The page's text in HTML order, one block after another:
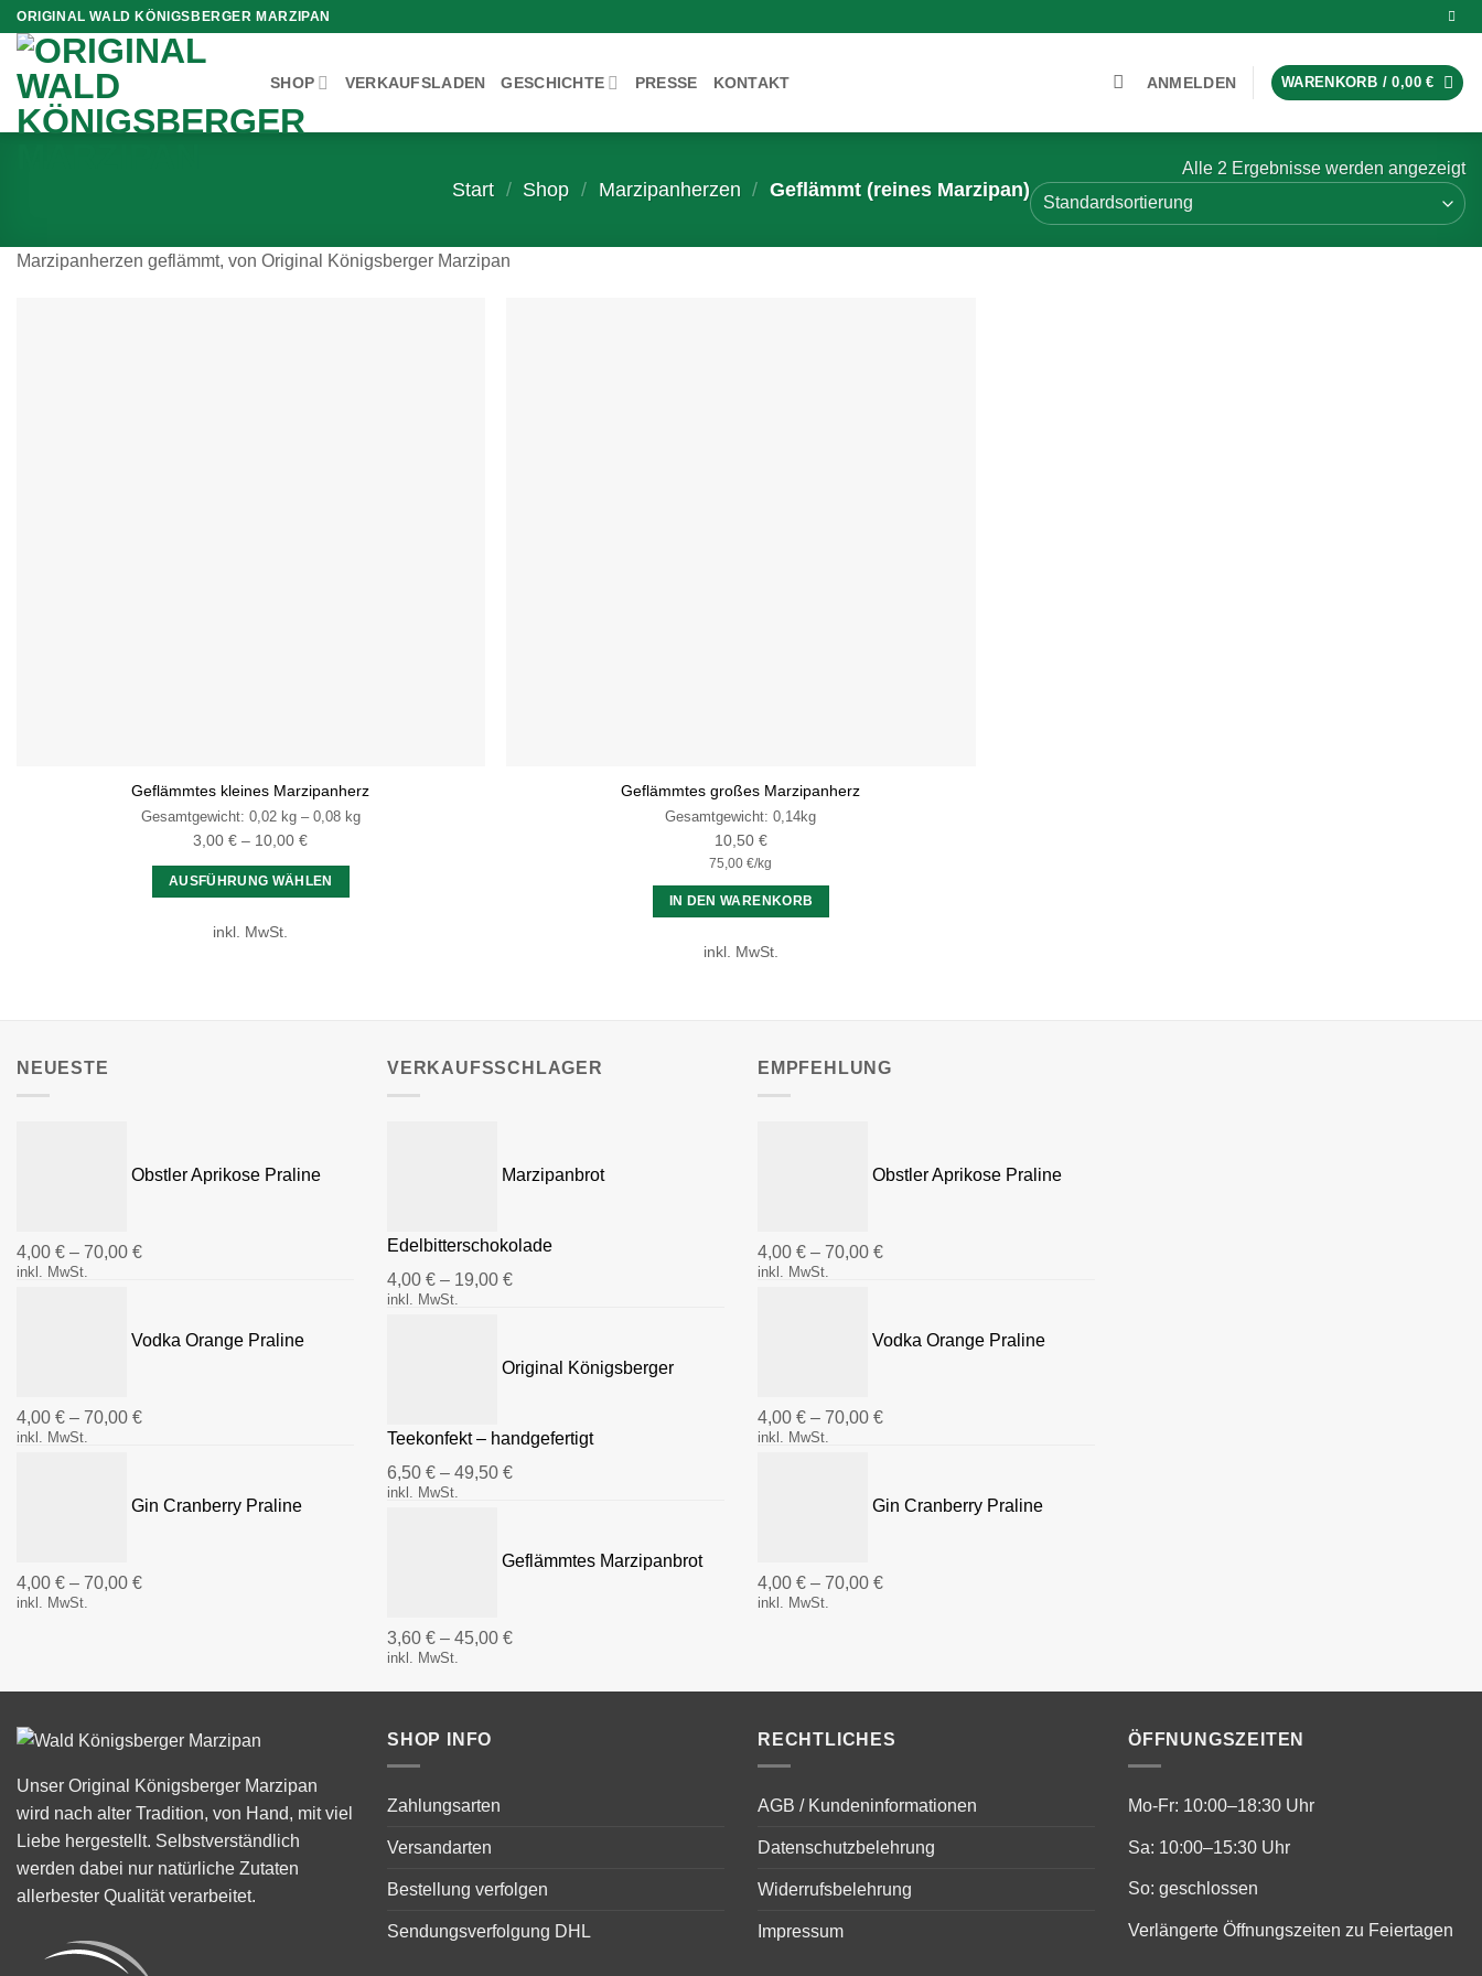
Zum
Inhalt
springen
ORIGINAL WALD KÖNIGSBERGER MARZIPAN
SHOP VERKAUFSLADEN GESCHICHTE PRESSE KONTAKT ANMELDEN WARENKORB /0,00€
Start / Shop / Marzipanherzen / Geflämmt (reines Marzipan)
Alle 2 Ergebnisse werden angezeigt
Marzipanherzen geflämmt, von Original Königsberger Marzipan
Geflämmtes kleines Marzipanherz
Gesamtgewicht: 0,02 kg– 0,08 kg
3,00€ – 10,00€
AUSFÜHRUNG WÄHLEN
Produkt
inkl. MwSt.
Geflämmtes großes Marzipanherz
Gesamtgewicht: 0,14kg
10,50 €
75,00€/kg
IN DEN WARENKORB
inkl. MwSt.
NEUESTE
Obstler Aprikose Praline
4,00 € – 70,00 €
inkl. MwSt.
Vodka Orange Praline
4,00 € – 70,00 €
inkl. MwSt.
Gin Cranberry Praline
4,00 € – 70,00 €
inkl. MwSt.
VERKAUFSSCHLAGER
Marzipanbrot
Edelbitterschokolade
4,00 € – 19,00 €
inkl. MwSt.
Original Königsberger
Teekonfekt – handgefertigt
6,50 € – 49,50 €
inkl. MwSt.
Geflämmtes Marzipanbrot
3,60 € – 45,00 €
inkl. MwSt.
EMPFEHLUNG
Obstler Aprikose Praline
4,00 € – 70,00 €
inkl. MwSt.
Vodka Orange Praline
4,00 € – 70,00 €
inkl. MwSt.
Gin Cranberry Praline
4,00 € – 70,00 €
inkl. MwSt.
Unser Original Königsberger Marzipan
wird nach alter Tradition, von Hand, mit viel
Liebe hergestellt. Selbstverständlich
werden dabei nur natürliche Zutaten
allerbester Qualität verarbeitet.
SHOP INFO
Zahlungsarten
Versandarten
Bestellung verfolgen
Sendungsverfolgung DHL
RECHTLICHES
AGB / Kundeninformationen
Datenschutzbelehrung
Widerrufsbelehrung
Impressum
ÖFFNUNGSZEITEN
Mo-Fr: 10:00–18:30 Uhr
Sa: 10:00–15:30 Uhr
So: geschlossen
Verlängerte Öffnungszeiten zu Feiertagen